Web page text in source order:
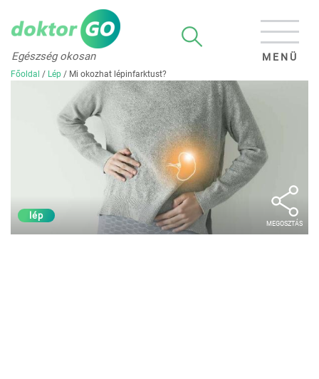
Egészség okosan MENÜ
Főoldal / Lép / Mi okozhat lépinfarktust?
lép
MEGOSZTÁS